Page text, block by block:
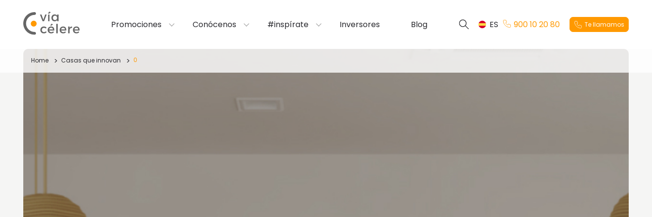
Promociones Conócenos #inspírate Inversores Blog ES 900 10 20 80 Te llamamos
Home Casas que innovan 0